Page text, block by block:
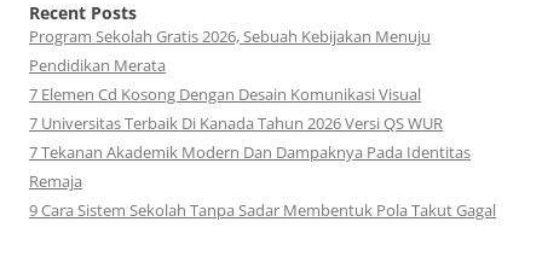
Recent Posts
Program Sekolah Gratis 2026, Sebuah Kebijakan Menuju
Pendidikan Merata
7 Elemen Cd Kosong Dengan Desain Komunikasi Visual
7 Universitas Terbaik Di Kanada Tahun 2026 Versi QS WUR
7 Tekanan Akademik Modern Dan Dampaknya Pada Identitas
Remaja
9 Cara Sistem Sekolah Tanpa Sadar Membentuk Pola Takut Gagal